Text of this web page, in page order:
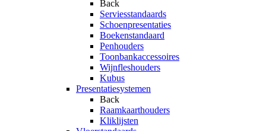
Back
Serviesstandaards
Schoenpresentaties
Boekenstandaard
Penhouders
Toonbankaccessoires
Wijnfleshouders
Kubus
Presentatiesystemen
Back
Raamkaarthouders
Kliklijsten